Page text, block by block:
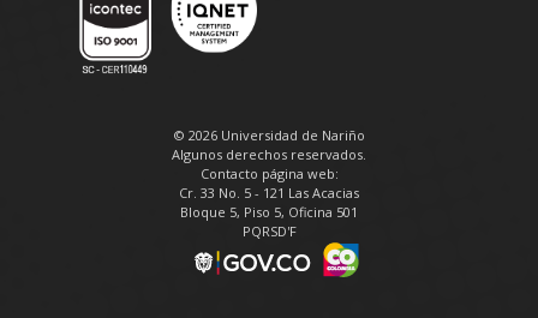
© 2026 Universidad de Nariño
Algunos derechos reservados.
Contacto página web:
Cr. 33 No. 5 - 121 Las Acacias
Bloque 5, Piso 5, Oficina 501
PQRSD'F